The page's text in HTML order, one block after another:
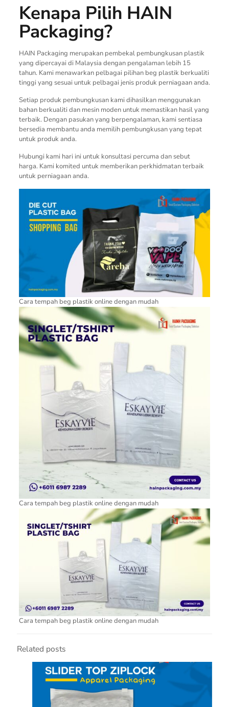
Kenapa Pilih HAIN
Packaging?
HAIN Packaging merupakan pembekal pembungkusan plastik
yang dipercayai di Malaysia dengan pengalaman lebih 15
tahun. Kami menawarkan pelbagai pilihan beg plastik berkualiti
tinggi yang sesuai untuk pelbagai jenis produk perniagaan anda.
Setiap produk pembungkusan kami dihasilkan menggunakan
bahan berkualiti dan mesin moden untuk memastikan hasil yang
terbaik. Dengan pasukan yang berpengalaman, kami sentiasa
bersedia membantu anda memilih pembungkusan yang tepat
untuk produk anda.
Hubungi kami hari ini untuk konsultasi percuma dan sebut
harga. Kami komited untuk memberikan perkhidmatan terbaik
untuk perniagaan anda.
Cara tempah beg plastik online dengan mudah
Cara tempah beg plastik online dengan mudah
Cara tempah beg plastik online dengan mudah
Related posts